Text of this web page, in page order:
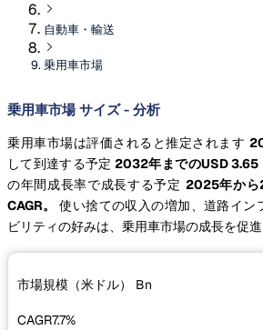
自動車・輸送
乗用車市場
乗用車市場 サイズ - 分析
乗用車市場は評価されると推定されます
して到達する予定 2032年までのUSD 3.65
の年間成長率で成長する予定 2025年から
CAGR。使い捨ての収入の増加、道路イン
ビリティの好みは、乗用車市場の成長を促進
市場規模（米ドル） Bn
CAGR7.7%